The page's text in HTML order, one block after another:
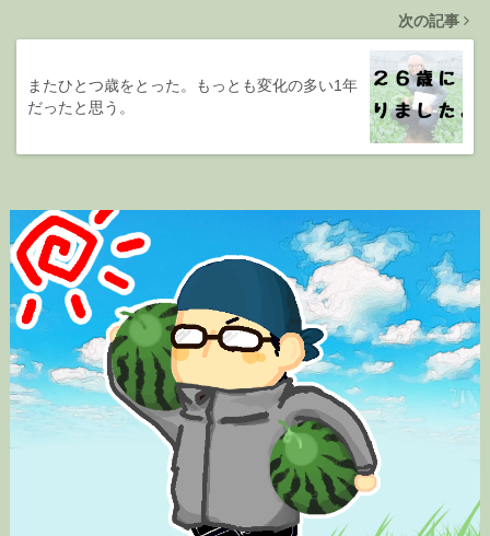
次の記事
またひとつ歳をとった。もっとも変化の多い1年
だったと思う。